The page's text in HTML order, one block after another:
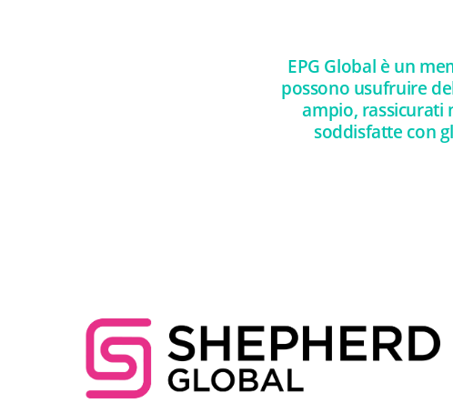
EPG Global è un
possono usufruire
ampio, rassicurati
soddisfatte con